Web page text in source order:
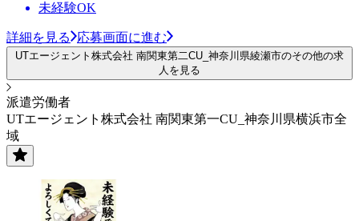
未経験OK
詳細を見る 応募画面に進む
UTエージェント株式会社 南関東第二CU_神奈川県綾瀬市のその他の求
人を見る
派遣労働者
UTエージェント株式会社 南関東第一CU_神奈川県横浜市全
域